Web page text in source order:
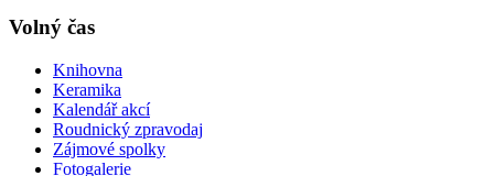
Volný čas
Knihovna
Keramika
Kalendář akcí
Roudnický zpravodaj
Zájmové spolky
Fotogalerie